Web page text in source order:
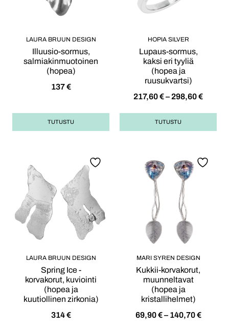
LAURA BRUUN DESIGN
Illuusio-sormus,
salmiakinmuotoinen
(hopea)
137€
TUTUSTU
HOPIA SILVER
Lupaus-sormus,
kaksi eri tyyliä
(hopea ja
ruusukvartsi)
217,60€– 298,60€
TUTUSTU
LAURA BRUUN DESIGN
Spring Ice -
korvakorut, kuviointi
(hopea ja
kuutiollinen zirkonia)
314€
MARI SYREN DESIGN
Kukkii-korvakorut,
muunneltavat
(hopea ja
kristallihelmet)
69,90€ – 140,70€